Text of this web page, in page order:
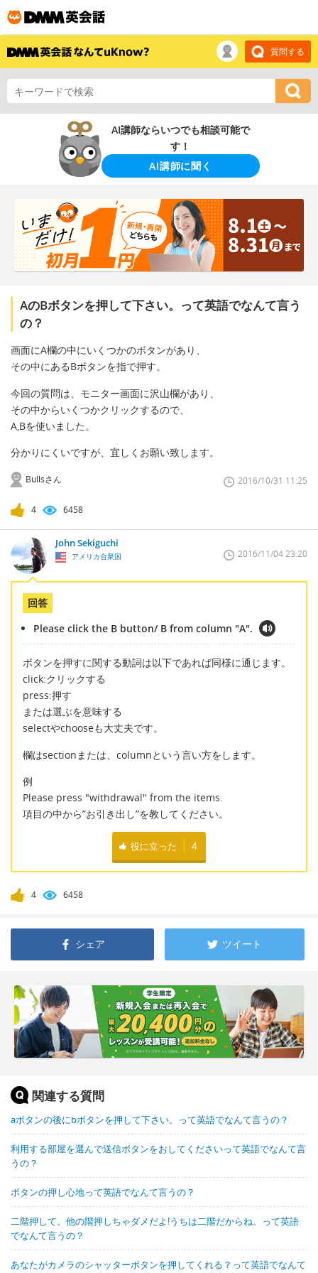
質問する
AI講師ならいつでも相談可能で
す！
AI講師に聞く
AのBボタンを押して下さい。って英語でなんて言う
の？
画面にA欄の中にいくつかのボタンがあり、
その中にあるBボタンを指で押す。
今回の質問は、モニター画面に沢山欄があり、
その中からいくつかクリックするので、
A,Bを使いました。
分かりにくいですが、宜しくお願い致します。
Bullsさん 2016/10/31 11:25
4 6458
John Sekiguchi
アメリカ合衆国 2016/11/04 23:20
回答
Please click the B button/ B from column "A".
ボタンを押すに関する動詞は以下であれば同様に通じます。
click:クリックする
press:押す
または選ぶを意味する
selectやchooseも大丈夫です。
欄はsectionまたは、columnという言い方をします。
例
Please press "withdrawal" from the items.
項目の中から”お引き出し”を教してください。
役に立った 4
4 6458
シェア ツイート
関連する質問
aボタンの後にbボタンを押して下さい。って英語でなんて言うの？
利用する部屋を選んで送信ボタンをおしてくださいって英語でなんて言
うの？
ボタンの押し心地って英語でなんて言うの？
二階押して。他の階押しちゃダメだよ!うちは二階だからね。って英語
でなんて言うの？
あなたがカメラのシャッターボタンを押してくれる？って英語でなんて